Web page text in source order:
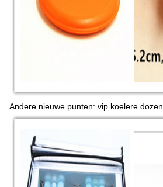
Andere nieuwe punten: vip koelere dozen